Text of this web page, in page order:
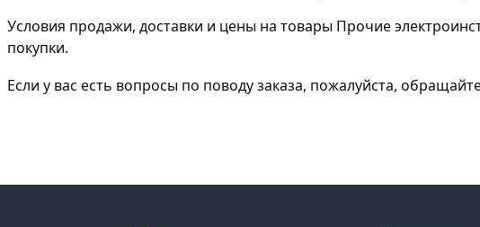
Условия продажи, доставки и цены на товары Прочие
покупки.
Если у вас есть вопросы по поводу заказа, пожалуйста,